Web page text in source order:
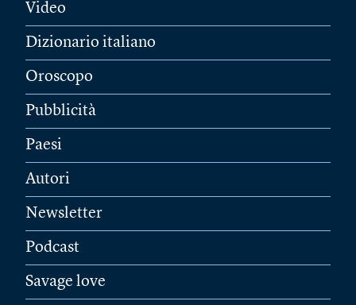
Video
Dizionario italiano
Oroscopo
Pubblicità
Paesi
Autori
Newsletter
Podcast
Savage love